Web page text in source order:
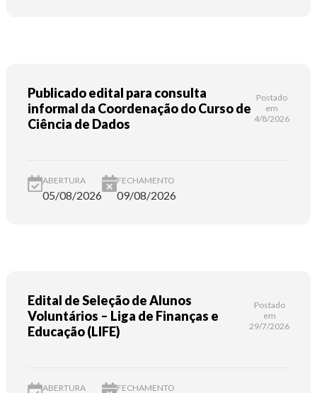
Publicado edital para consulta
informal da Coordenação do Curso de
Ciência de Dados
Postado
em
4/8/2026
ABERTURA
05/08/2026
FECHAMENTO
09/08/2026
Edital de Seleção de Alunos
Voluntários – Liga de Finanças e
Educação (LIFE)
Postado
em
29/7/2026
ABERTURA FECHAMENTO